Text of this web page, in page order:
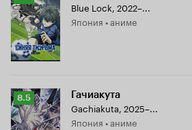
Кинопоиска
8.6
Blue Lock, 2022–...
Япония • аниме
Рейтинг
Кинопоиска
8.5
8.5 Гачиакута
Gachiakuta, 2025–...
Япония • аниме